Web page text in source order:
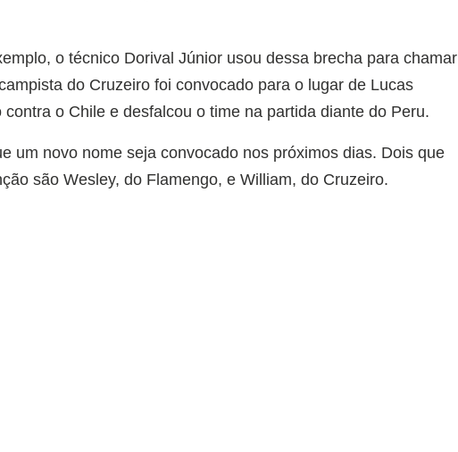
o técnico Dorival Júnior usou dessa brecha para chamar
do Cruzeiro foi convocado para o lugar de Lucas
o Chile e desfalcou o time na partida diante do Peru.
um novo nome seja convocado nos próximos dias. Dois que
são Wesley, do Flamengo, e William, do Cruzeiro.